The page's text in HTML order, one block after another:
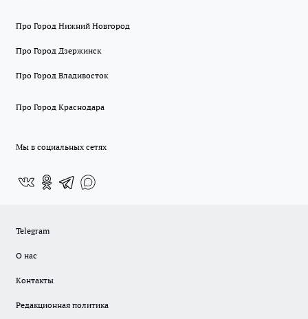
Про Город Нижний Новгород
Про Город Дзержинск
Про Город Владивосток
Про Город Краснодара
Мы в социальных сетях
Telegram
О нас
Контакты
Редакционная политика